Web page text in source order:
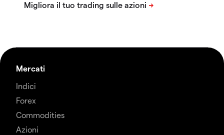
Mercati
Indici
Forex
Commodities
Azioni